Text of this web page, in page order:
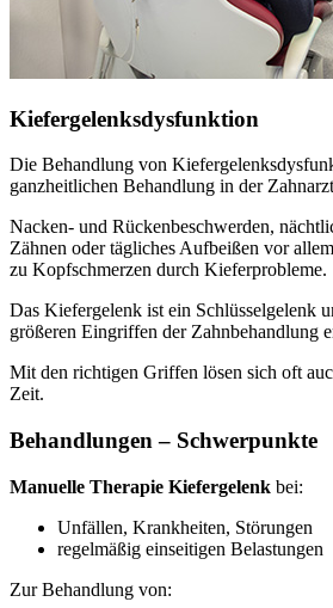
Kiefergelenksdysfunktion
Die Behandlung von
ganzheitlichen Behandlung in der
Nacken- und Rückenbeschwerden,
Zähnen oder tägliches Aufbeißen vor
zu Kopfschmerzen durch Kieferprobleme.
Das Kiefergelenk ist ein Schlüsselgelenk
größeren Eingriffen der Zahnbehandlung
Mit den richtigen Griffen lösen sich oft
Zeit.
Behandlungen – Schwerpunkte
Manuelle Therapie Kiefergelenk bei:
Unfällen, Krankheiten, Störungen
regelmäßig einseitigen Belastungen
Zur Behandlung von: